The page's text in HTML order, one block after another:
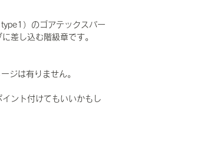
）のゴアテックスパー
差し込む階級章です。
ジは有りません。
ント付けてもいいかもし